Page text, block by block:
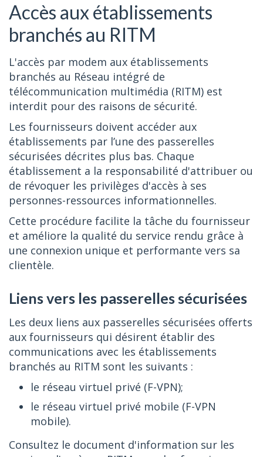
Accès aux établissements
branchés au RITM
L'accès par modem aux établissements
branchés au Réseau intégré de
télécommunication multimédia (RITM) est
interdit pour des raisons de sécurité.
Les fournisseurs doivent accéder aux
établissements par l’une des passerelles
sécurisées décrites plus bas. Chaque
établissement a la responsabilité d'attribuer ou
de révoquer les privilèges d'accès à ses
personnes-ressources informationnelles.
Cette procédure facilite la tâche du fournisseur
et améliore la qualité du service rendu grâce à
une connexion unique et performante vers sa
clientèle.
Liens vers les passerelles sécurisées
Les deux liens aux passerelles sécurisées offerts
aux fournisseurs qui désirent établir des
communications avec les établissements
branchés au RITM sont les suivants :
le réseau virtuel privé (F-VPN);
le réseau virtuel privé mobile (F-VPN
mobile).
Consultez le document d'information sur les